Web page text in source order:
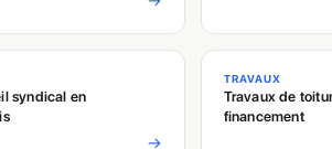
syndical en
→
TRAVAUX
Travaux de
financement